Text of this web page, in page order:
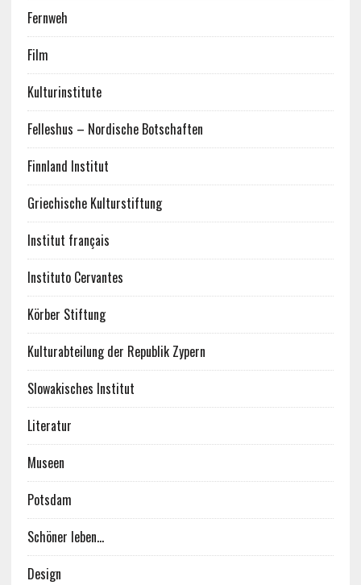
Fernweh
Film
Kulturinstitute
Felleshus – Nordische Botschaften
Finnland Institut
Griechische Kulturstiftung
Institut français
Instituto Cervantes
Körber Stiftung
Kulturabteilung der Republik Zypern
Slowakisches Institut
Literatur
Museen
Potsdam
Schöner leben…
Design